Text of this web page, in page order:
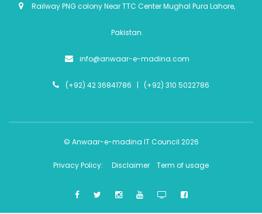
Railway PNG colony Near TTC Center Mughal Pura Lahore,
Pakistan.
info@anwaar-e-madina.com
(+92) 42 36841786 | (+92) 310 5022786
© Anwaar-e-madina IT Council 2026
Privacy Policy: Disclaimer Term of usage